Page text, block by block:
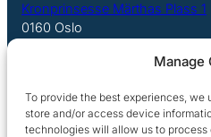
Manage
To provide the best experiences, we
store and/or access device
technologies will allow us to
Kronprinsesse Märthas Plass 1
0160 Oslo